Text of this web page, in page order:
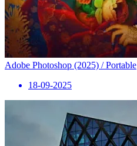
Adobe Photoshop (2025) / Portable
18-09-2025